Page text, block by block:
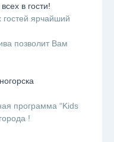
в гости!
ярчайший
позволит Вам
программа “Kids
!